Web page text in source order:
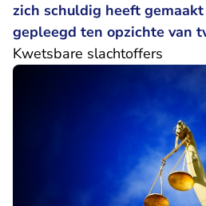
zich schuldig heeft
gepleegd ten opzichte van
Kwetsbare slachtoffers